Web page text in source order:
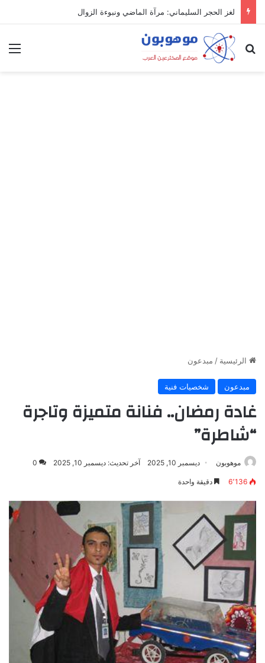
لغز الحجر السليماني: مرآة الماضي ونبوءة الزوال
بحث عن
الرئيسية / مبدعون
مبدعون شخصيات فنية
غادة‮ ‬رمضان.. فنانة متميزة وتاجرة
“شاطرة”
موهوبون ديسمبر 10, 2025 آخر تحديث: ديسمبر 10, 2025 0
6٬136 دقيقة واحدة